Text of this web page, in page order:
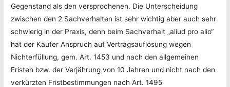
Gegenstand als den versprochenen. Die Unterscheidung
zwischen den 2 Sachverhalten ist sehr wichtig aber auch sehr
schwierig in der Praxis, denn beim Sachverhalt „aliud pro alio“
hat der Käufer Anspruch auf Vertragsauflösung wegen
Nichterfüllung, gem. Art. 1453 und nach den allgemeinen
Fristen bzw. der Verjährung von 10 Jahren und nicht nach den
verkürzten Fristbestimmungen nach Art. 1495